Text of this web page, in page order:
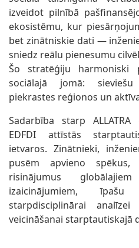
izveidot pilnībā
ekosistēmu, kur
bet zinātniskie dati —
sniedz reālu pienesumu
Šo stratēģiju harmoniski
sociālajā jomā: sieviešu
piekrastes reģionos un
Sadarbība starp
EDFDI attīstās
ietvaros. Zinātnieki,
pusēm apvieno
risinājumus
izaicinājumiem,
starpdisciplinārai
veicināšanai starptautiskajā